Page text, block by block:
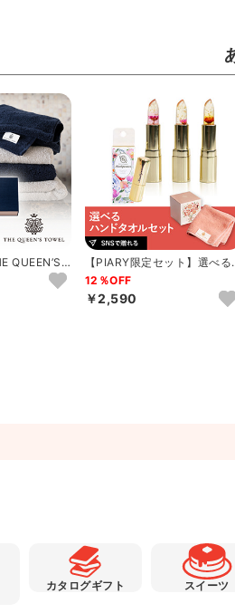
QUEEN’S
【PIARY限定セット】選べる
HE QUEEN’S T...
12％OFF
￥2,590
カタログギフト スイーツ